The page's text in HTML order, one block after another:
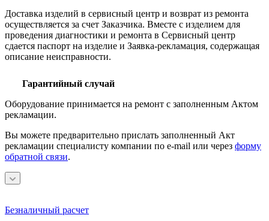
Доставка изделий в сервисный центр и возврат из ремонта
осуществляется за счет Заказчика. Вместе с изделием для
проведения диагностики и ремонта в Сервисный центр
сдается паспорт на изделие и Заявка-рекламация, содержащая
описание неисправности.
Гарантийный случай
Оборудование принимается на ремонт с заполненным Актом
рекламации.
Вы можете предварительно прислать заполненный Акт
рекламации специалисту компании по e-mail или через форму
обратной связи.
Безналичный расчет